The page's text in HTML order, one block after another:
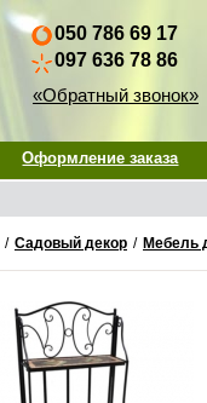
050 786 69 17
097 636 78 86
«Обратный звонок»
Оформление заказа
/ Садовый декор / Мебель